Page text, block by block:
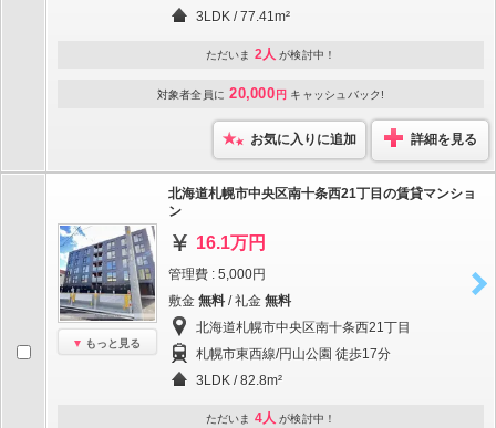
3LDK / 77.41m²
ただいま 2人 が検討中！
対象者全員に 20,000 円 キャッシュバック!
お気に入りに追加 詳細を見る
もっと見る
北海道札幌市中央区南十条西21丁目の賃貸マンショ
ン
16.1万円
管理費 : 5,000円
敷金 無料 / 礼金 無料
北海道札幌市中央区南十条西21丁目
札幌市東西線/円山公園 徒歩17分
3LDK / 82.8m²
ただいま 4人 が検討中！